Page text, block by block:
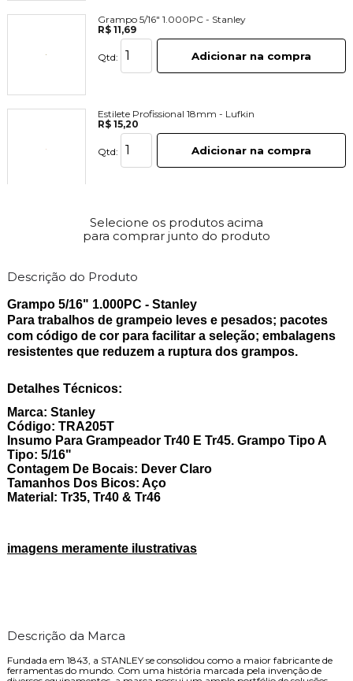
Grampo 5/16" 1.000PC - Stanley
R$ 11,69
Qtd: Adicionar na compra
Estilete Profissional 18mm - Lufkin
R$ 15,20
Qtd: Adicionar na compra
Proteplus
R$ 2,90
Selecione os produtos acima
para comprar junto do produto
Descrição do Produto
Grampo 5/16" 1.000PC - Stanley
Para trabalhos de grampeio leves e pesados; pacotes
com código de cor para facilitar a seleção; embalagens
resistentes que reduzem a ruptura dos grampos.
Detalhes Técnicos:
Marca: Stanley
Código: TRA205T
Insumo Para Grampeador Tr40 E Tr45. Grampo Tipo A
Tipo: 5/16"
Contagem De Bocais: Dever Claro
Tamanhos Dos Bicos: Aço
Material: Tr35, Tr40 & Tr46
imagens meramente ilustrativas
Descrição da Marca
Fundada em 1843, a STANLEY se consolidou como a maior fabricante de
ferramentas do mundo. Com uma história marcada pela invenção de